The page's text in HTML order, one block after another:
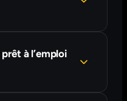
à l’emploi